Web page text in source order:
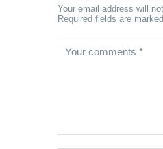
Your email address will
Required fields are